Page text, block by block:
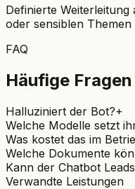
Definierte
oder sensiblen Themen
FAQ
Häufige Fragen
Halluziniert der Bot?+
Welche Modelle setzt
Was kostet das im
Welche Dokumente
Kann der Chatbot
Verwandte Leistungen